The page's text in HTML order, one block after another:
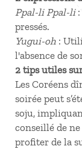
Ppal-li Ppal-li:
pressés.
Yugui-oh :
l'absence de
2 tips utiles
Les Coréens
soirée peut
soju,
conseillé de
profiter de la